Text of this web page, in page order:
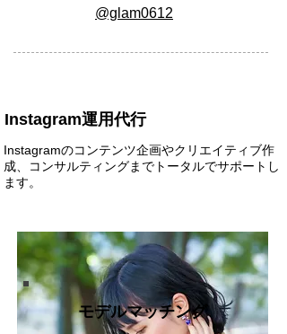
@glam0612
Instagram運用代行
Instagramのコンテンツ企画やクリエイティブ作
成、コンサルティングまでトータルでサポートし
ます。
モデルマッチング